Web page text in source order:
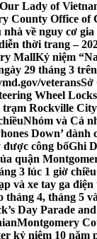
Lady of
County Office of
nhà về nguy cơ
thời trang –
MallKỷ niệm
29 tháng 3
veteransSở
Wheel
trạm Rockville
Nhóm và Cá
Down’
công bốGhi
quận
3 lúc 1 giờ chiều
và xe tay ga
tháng 4, tháng 5
Day Parade
Montgomery
kỷ niệm 10 năm